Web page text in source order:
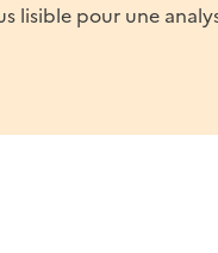
lisible pour une